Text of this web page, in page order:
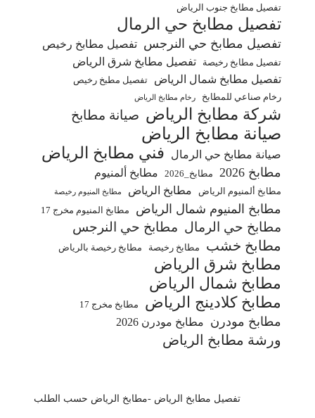
تفصيل مطابخ جنوب الرياض
تفصيل مطابخ حي الرمال
تفصيل مطابخ حي النرجس تفصيل مطابخ رخيص
تفصيل مطابخ رخيصة
تفصيل مطابخ شرق الرياض
تفصيل مطابخ شمال الرياض
تفصيل مطبخ رخيص
رخام صناعي للمطابخ
رخام مطابخ الرياض
شركة مطابخ الرياض صيانة مطابخ
صيانة مطابخ الرياض
صيانة مطابخ حي الرمال فني مطابخ الرياض
مطابخ 2026 مطابخ_2026 مطابخ ألمنيوم
مطابخ ألمنيوم الرياض مطابخ الرياض مطابخ المنيوم رخيصة
مطابخ المنيوم شمال الرياض مطابخ المنيوم مخرج 17
مطابخ حي الرمال مطابخ حي النرجس
مطابخ خشب مطابخ رخيصة مطابخ رخيصة بالرياض
مطابخ شرق الرياض
مطابخ شمال الرياض
مطابخ كلادينج الرياض
مطابخ مخرج 17
مطابخ مودرن مطابخ مودرن 2026
ورشة مطابخ الرياض
تفصيل مطابخ الرياض -مطابخ الرياض حسب الطلب